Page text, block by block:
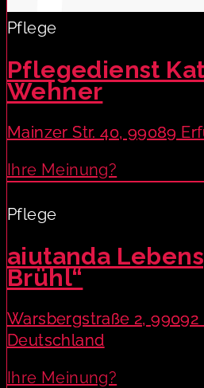
Pflege
Pflegedienst
Wehner
Mainzer Str. 40, 99089
Ihre Meinung?
Pflege
aiutanda
Brühl“
Warsbergstraße 2, 99092
Deutschland
Ihre Meinung?